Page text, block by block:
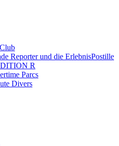
Reporter und die ErlebnisPostille
R
Parcs
Divers